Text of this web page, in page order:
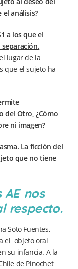
el análisis?
a los que el
lugar de la
que el sujeto ha
del Otro, ¿Cómo
ni imagen?
La ficción del
que no tiene
nos
respecto.
Soto Fuentes,
el objeto oral
su infancia. A la
de Pinochet